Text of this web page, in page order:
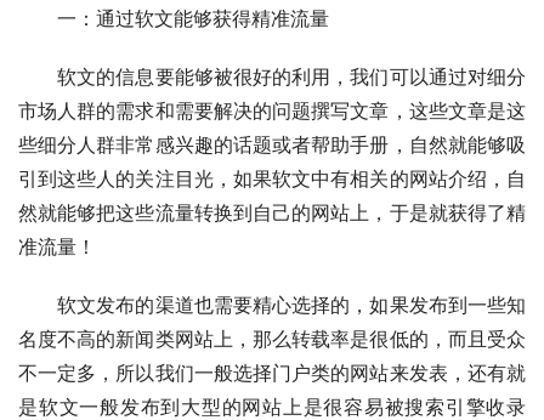
一：通过软文能够获得精准流量
软文的信息要能够被很好的利用，我们可以通过对细分
市场人群的需求和需要解决的问题撰写文章，这些文章是这
些细分人群非常感兴趣的话题或者帮助手册，自然就能够吸
引到这些人的关注目光，如果软文中有相关的网站介绍，自
然就能够把这些流量转换到自己的网站上，于是就获得了精
准流量！
软文发布的渠道也需要精心选择的，如果发布到一些知
名度不高的新闻类网站上，那么转载率是很低的，而且受众
不一定多，所以我们一般选择门户类的网站来发表，还有就
是软文一般发布到大型的网站上是很容易被搜索引擎收录